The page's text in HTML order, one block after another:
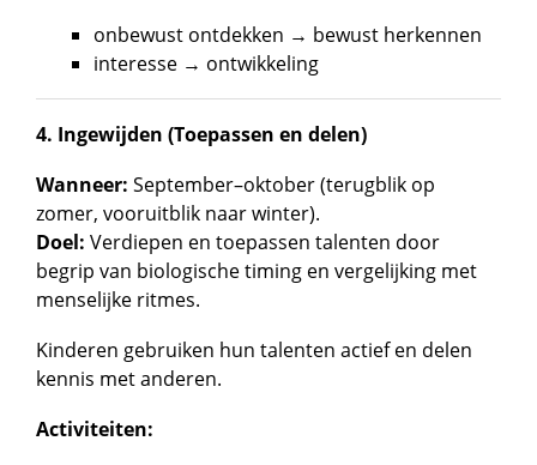
onbewust ontdekken → bewust herkennen
interesse → ontwikkeling
4. Ingewijden (Toepassen en delen)
Wanneer: September–oktober (terugblik op
zomer, vooruitblik naar winter).
Doel: Verdiepen en toepassen talenten door
begrip van biologische timing en vergelijking met
menselijke ritmes.
Kinderen gebruiken hun talenten actief en delen
kennis met anderen.
Activiteiten: